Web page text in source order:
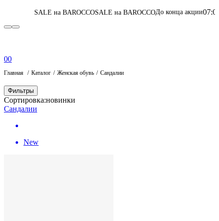
на BAROCCO SALE на BAROCCO До конца акции07:03:04:50
00
Главная Каталог Женская обувь Сандалии
Фильтры
Сортировка:новинки
Сандалии
New